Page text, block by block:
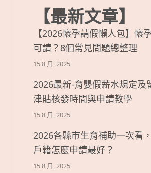
【最新文章】
【2026懷孕請假懶人包】懷
可請？8個常見問題總整理
15 8 月, 2025
2026最新-育嬰假薪水規定及
津貼核發時間與申請教學
15 8 月, 2025
2026各縣市生育補助一次看
戶籍怎麼申請最好？
15 8 月, 2025